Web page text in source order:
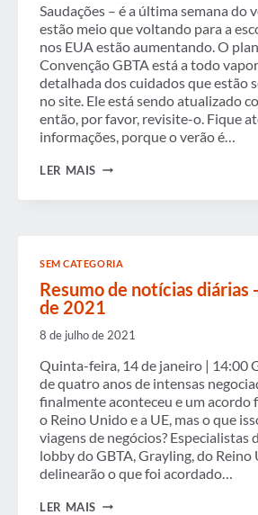
Saudações – é a última semana do
estão meio que voltando para a
nos EUA estão aumentando. O
Convenção GBTA está a todo
detalhada dos cuidados que estão
no site. Ele está sendo atualizado
então, por favor, revisite-o. Fique
informações, porque o verão é…
LER MAIS POLÍTICA
MENINOS
DO
VERÃO
SE
SEM CATEGORIA
Resumo de notícias diárias
de 2021
8 de julho de 2021
Quinta-feira, 14 de janeiro | 14:00
de quatro anos de intensas
finalmente aconteceu e um acordo
o Reino Unido e a UE, mas o que
viagens de negócios? Especialistas
lobby do GBTA, Grayling, do Reino
delinearão o que foi acordado…
LER MAIS RESUMO